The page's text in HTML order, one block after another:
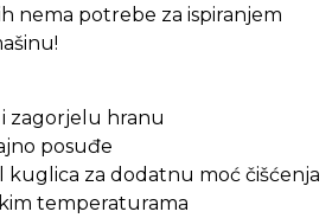
nema potrebe za ispiranjem
zagorjelu hranu
posuđe
kuglica za dodatnu moć čišćenja
temperaturama